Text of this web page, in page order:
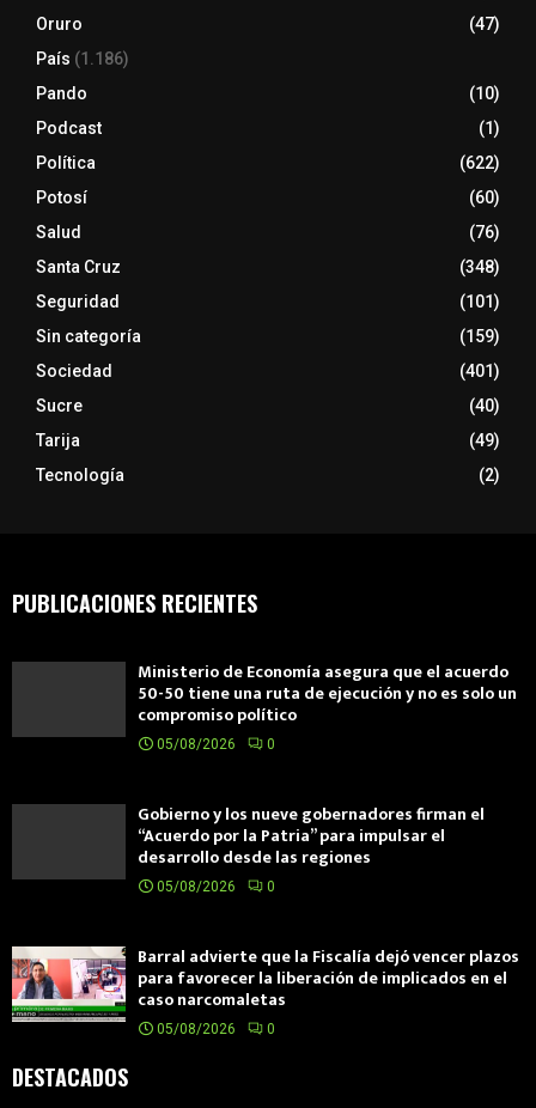
Oruro
(47)
País (1.186)
Pando
(10)
Podcast
(1)
Política
(622)
Potosí
(60)
Salud
(76)
Santa Cruz
(348)
Seguridad
(101)
Sin categoría
(159)
Sociedad
(401)
Sucre
(40)
Tarija
(49)
Tecnología
(2)
PUBLICACIONES RECIENTES
Ministerio de Economía asegura que el acuerdo
50-50 tiene una ruta de ejecución y no es solo un
compromiso político
05/08/2026 0
Gobierno y los nueve gobernadores firman el
“Acuerdo por la Patria” para impulsar el
desarrollo desde las regiones
05/08/2026 0
Barral advierte que la Fiscalía dejó vencer plazos
para favorecer la liberación de implicados en el
caso narcomaletas
05/08/2026 0
DESTACADOS